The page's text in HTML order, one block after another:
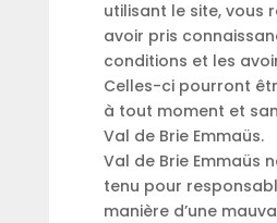
utilisant le site, vous
avoir pris
conditions et les
Celles-ci pourront
à tout moment et
Val de Brie Emmaüs.
Val de Brie Emmaüs
tenu pour
manière d’une